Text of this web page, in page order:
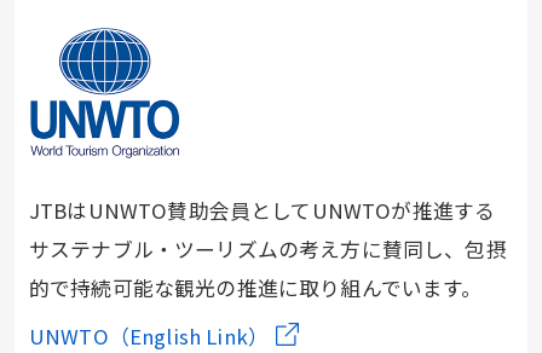
JTBはUNWTO賛助会員としてUNWTOが推進する
サステナブル・ツーリズムの考え方に賛同し、包摂
的で持続可能な観光の推進に取り組んでいます。
UNWTO（English Link）